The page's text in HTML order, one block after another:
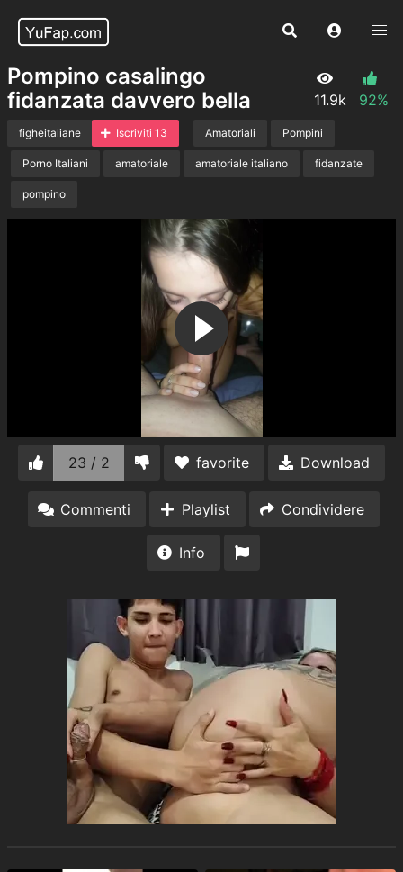
Pompino casalingo
fidanzata davvero bella
11.9k 92%
figheitaliane Iscriviti 13 Amatoriali Pompini
Porno Italiani amatoriale amatoriale italiano fidanzate
pompino
23 / 2 favorite Download
Commenti Playlist Condividere
Info